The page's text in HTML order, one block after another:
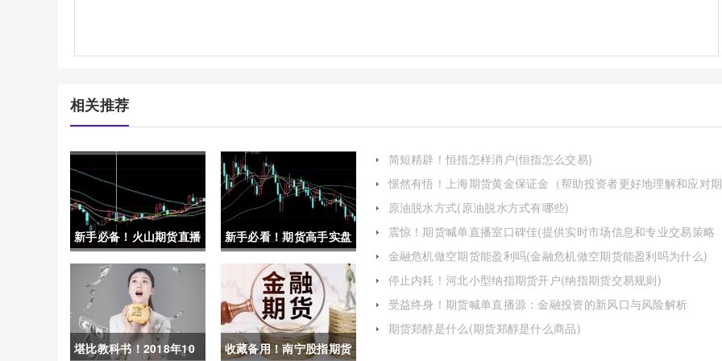
相关推荐
新手必备！火山期货直播
间喊单(探索实时交易建
议的有效性与风险)
新手必看！期货高手实盘
喊单视频(理性分析、审
慎决策)
堪比教科书！2018年10 收藏备用！南宁股指期货
简短精辟！恒指怎样消户(恒指怎么交易)
憬然有悟！上海期货黄金保证金（帮助投资者更好地理解和应对期
货交易中的风险与机遇）
原油脱水方式(原油脱水方式有哪些)
震惊！期货喊单直播室口碑佳(提供实时市场信息和专业交易策略
的平台)
金融危机做空期货能盈利吗(金融危机做空期货能盈利吗为什么)
停止内耗！河北小型纳指期货开户(纳指期货交易规则)
受益终身！期货喊单直播源：金融投资的新风口与风险解析
期货郑醇是什么(期货郑醇是什么商品)